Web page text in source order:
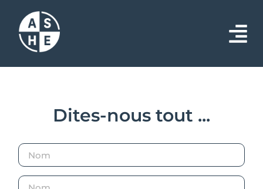
Dites-nous tout ...